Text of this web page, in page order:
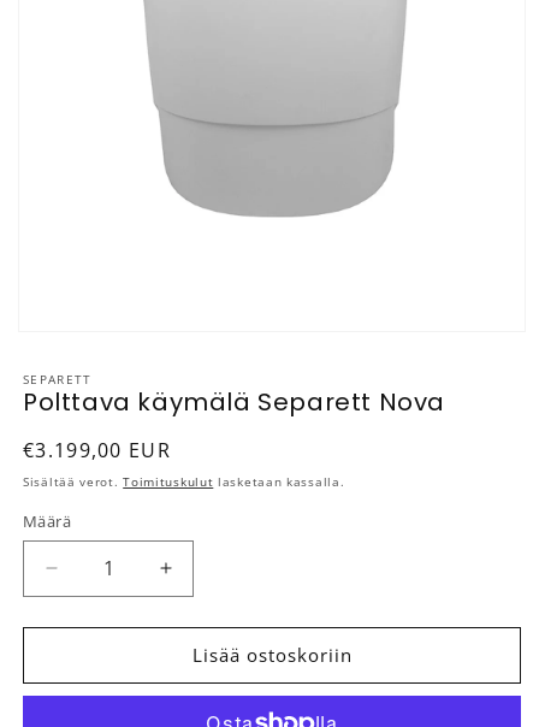
SEPARETT
Polttava käymälä Separett Nova
Normaalihinta
€3.199,00 EUR
Sisältää verot.Toimituskulut lasketaan kassalla.
Määrä
Määrä
Vähennä tuotteen Polttava käymälä Separett
Lisää tuotteen Polttava käymälä
Lisää ostoskoriin